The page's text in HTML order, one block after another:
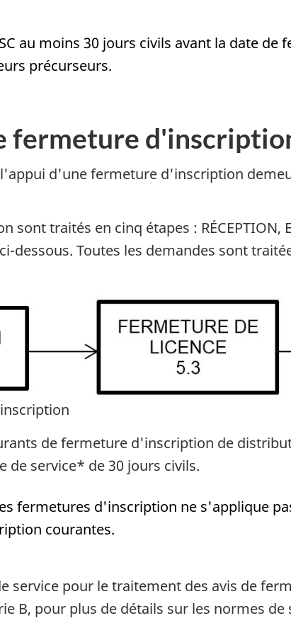
au moins 30 jours civils avant la date de
précurseurs.
fermeture
d'une fermeture d'inscription
traités en cinq étapes : RÉCEPTION,
dessous. Toutes les demandes sont
de fermeture d'inscription de
de service* de 30 jours civils.
fermetures d'inscription ne s'applique
courantes.
service pour le traitement des avis de
B, pour plus de détails sur les normes de